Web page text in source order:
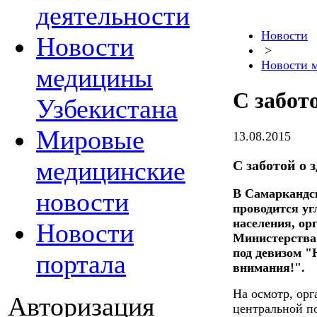
деятельности
Новости
медицины
Узбекистана
Мировые
медицинские
новости
Новости
портала
Авторизация
Новости
>
Новости
С
13.08.2015
С заботой о
В
проводится
населения,
под девизом
внимания!".
На осмотр,
центральной